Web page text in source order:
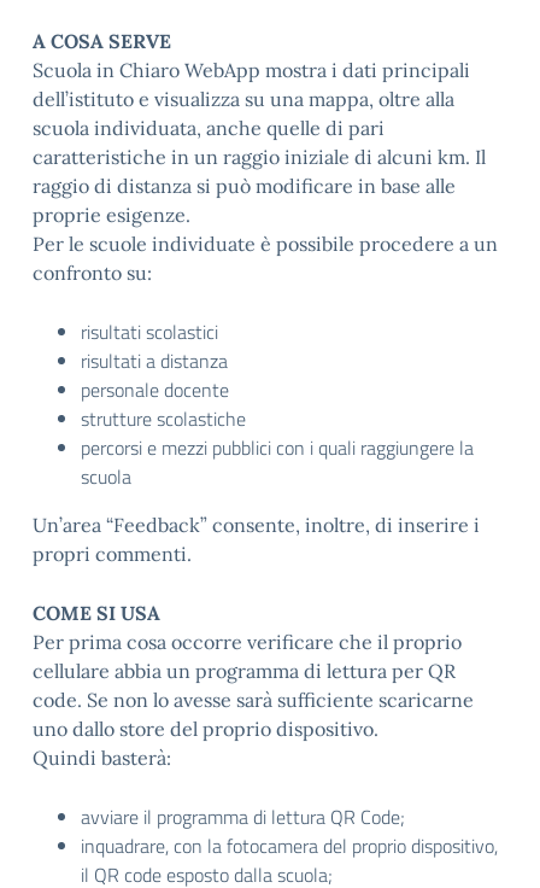
A COSA SERVE
Scuola in Chiaro WebApp mostra i dati principali
dell’istituto e visualizza su una mappa, oltre alla
scuola individuata, anche quelle di pari
caratteristiche in un raggio iniziale di alcuni km. Il
raggio di distanza si può modificare in base alle
proprie esigenze.
Per le scuole individuate è possibile procedere a un
confronto su:
risultati scolastici
risultati a distanza
personale docente
strutture scolastiche
percorsi e mezzi pubblici con i quali raggiungere la
scuola
Un’area “Feedback” consente, inoltre, di inserire i
propri commenti.
COME SI USA
Per prima cosa occorre verificare che il proprio
cellulare abbia un programma di lettura per QR
code. Se non lo avesse sarà sufficiente scaricarne
uno dallo store del proprio dispositivo.
Quindi basterà:
avviare il programma di lettura QR Code;
inquadrare, con la fotocamera del proprio dispositivo,
il QR code esposto dalla scuola;